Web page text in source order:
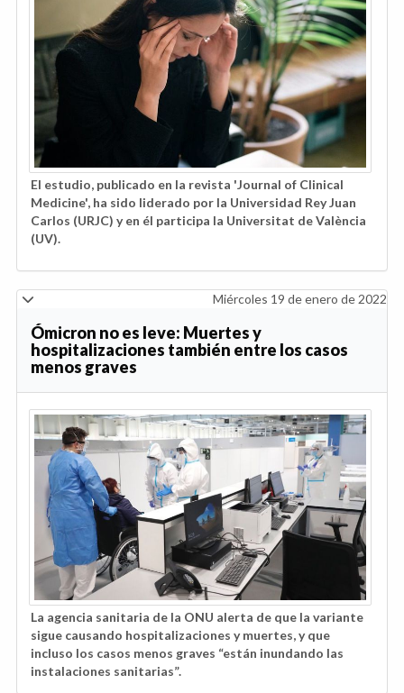
El estudio, publicado en la revista 'Journal of Clinical
Medicine', ha sido liderado por la Universidad Rey Juan
Carlos (URJC) y en él participa la Universitat de València
(UV).
Miércoles 19 de enero de 2022
Ómicron no es leve: Muertes y
hospitalizaciones también entre los casos
menos graves
La agencia sanitaria de la ONU alerta de que la variante
sigue causando hospitalizaciones y muertes, y que
incluso los casos menos graves “están inundando las
instalaciones sanitarias”.